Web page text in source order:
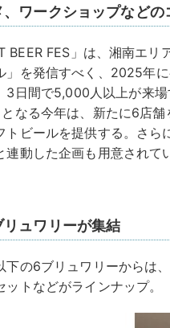
、ワークショップなど
BEER FES」は、湘南エ
」を発信すべく、2025年
3日間で5,000人以上が来
なる今年は、新たに6店
トビールを提供する。さ
連動した企画も用意されて
ュワリーが集結
下の6ブリュワリーからは
トなどがラインナップ。